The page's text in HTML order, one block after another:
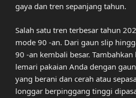
gaya dan tren sepanjang tahun.
Salah satu tren terbesar tahun
mode 90 -an. Dari gaun slip
90 -an kembali besar.
lemari pakaian Anda dengan
yang berani dan cerah atau
longgar berpinggang tinggi